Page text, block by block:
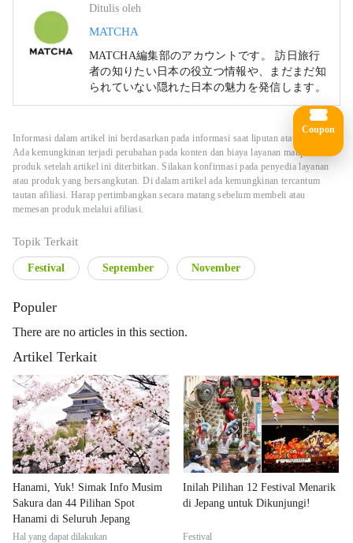
Ditulis oleh
MATCHA
MATCHA編集部のアカウントです。 訪日旅行
者の知りたい日本の役立つ情報や、まだまだ知
られていない隠れた日本の魅力を発信します。
Informasi dalam artikel ini berdasarkan pada informasi saat liputan atau penulisan.
Ada kemungkinan terjadi perubahan pada konten dan biaya layanan maupun
produk setelah artikel ini diterbitkan. Silakan konfirmasi pada penyedia layanan
atau produk yang bersangkutan. Di dalam artikel ada kemungkinan tercantum
tautan afiliasi. Harap pertimbangkan secara matang sebelum membeli atau
memesan produk melalui afiliasi.
Topik Terkait
Festival September November
Populer
There are no articles in this section.
Artikel Terkait
Hanami, Yuk! Simak Info Musim
Sakura dan 44 Pilihan Spot
Hanami di Seluruh Jepang
Hal yang dapat dilakukan
Inilah Pilihan 12 Festival Menarik
di Jepang untuk Dikunjungi!
Festival
Coupon